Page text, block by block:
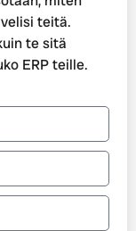
teitä.
te sitä
ERP teille.